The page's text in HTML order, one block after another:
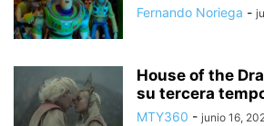
Fernando Noriega -
House of the
su tercera
MTY360 - junio 16,